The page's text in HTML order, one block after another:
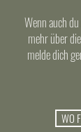
Wenn auch
mehr über
melde dich
WO